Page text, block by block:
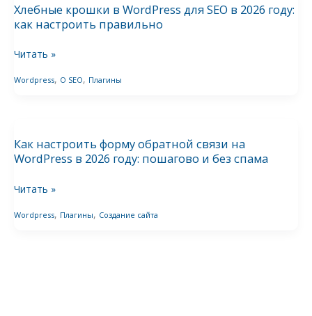
году
Хлебные крошки в WordPress для SEO в 2026 году:
как настроить правильно
в
WordPress
для
в
настроить
Читать »
Wordpress, О SEO, Плагины
Как настроить форму обратной связи на
WordPress в 2026 году: пошагово и без спама
форму
обратной
связи
WordPress
Читать »
Wordpress, Плагины, Создание сайта